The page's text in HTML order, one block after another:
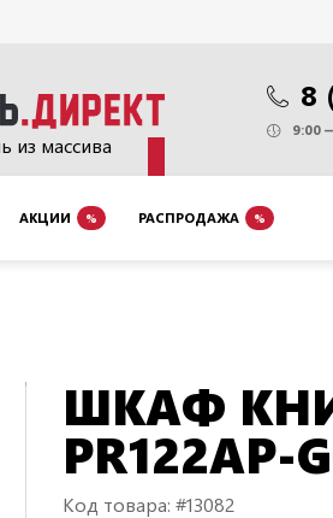
из массива
8
9:00
АКЦИИ % РАСПРОДАЖА %
ШКАФ
Код товара: #13082